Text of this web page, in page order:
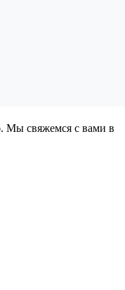
Мы свяжемся с вами в